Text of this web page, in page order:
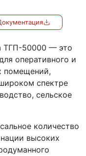
ТГП-50000 — это
оперативного и
помещений,
спектре
сельское
количество
высоких